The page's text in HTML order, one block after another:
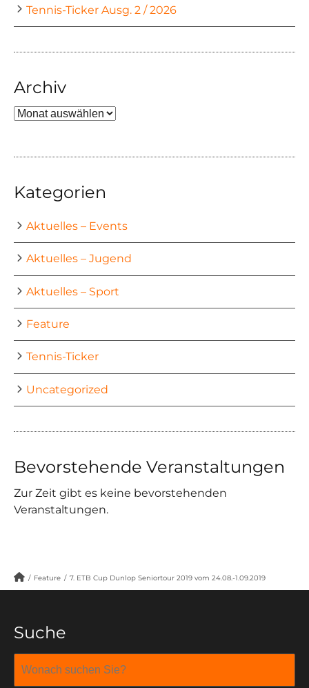
Tennis-Ticker Ausg. 2 / 2026
Archiv
Archiv
Kategorien
Aktuelles – Events
Aktuelles – Jugend
Aktuelles – Sport
Feature
Tennis-Ticker
Uncategorized
Bevorstehende Veranstaltungen
Zur Zeit gibt es keine bevorstehenden
Veranstaltungen.
/ Feature / 7. ETB Cup Dunlop Seniortour 2019 vom 24.08.-1.09.2019
Suche